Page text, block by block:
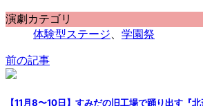
演劇カテゴリ
体験型ステージ
学園祭
前の記事
【11月8〜10日】すみだの旧工場で踊り出す『